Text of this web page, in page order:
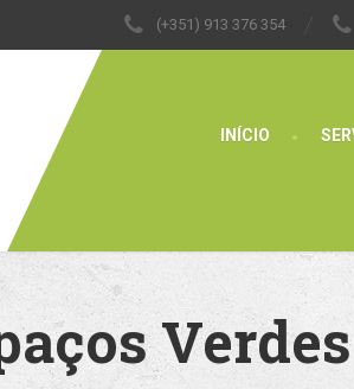
(+351) 913 376 354
INÍCIO
Verdes